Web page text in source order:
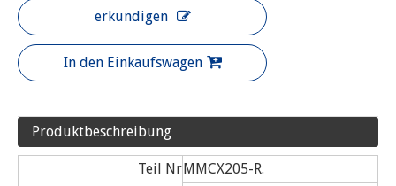
erkundigen
In den Einkaufswagen
Produktbeschreibung
Teil NrMMCX205-R.